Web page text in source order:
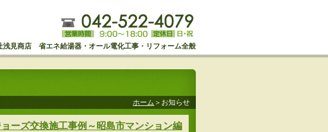
浅見商店 省エネ給湯器・オール電化工事・リフォーム全般
ホーム ＞お知らせ
ーズ交換施工事例～昭島市マンション編